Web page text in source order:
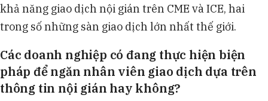
khả năng giao dịch nội gián trên CME và ICE, hai
trong số những sàn giao dịch lớn nhất thế giới.
Các doanh nghiệp có đang thực hiện biện
pháp để ngăn nhân viên giao dịch dựa trên
thông tin nội gián hay không?